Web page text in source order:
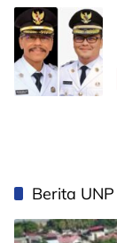
Berita UNP